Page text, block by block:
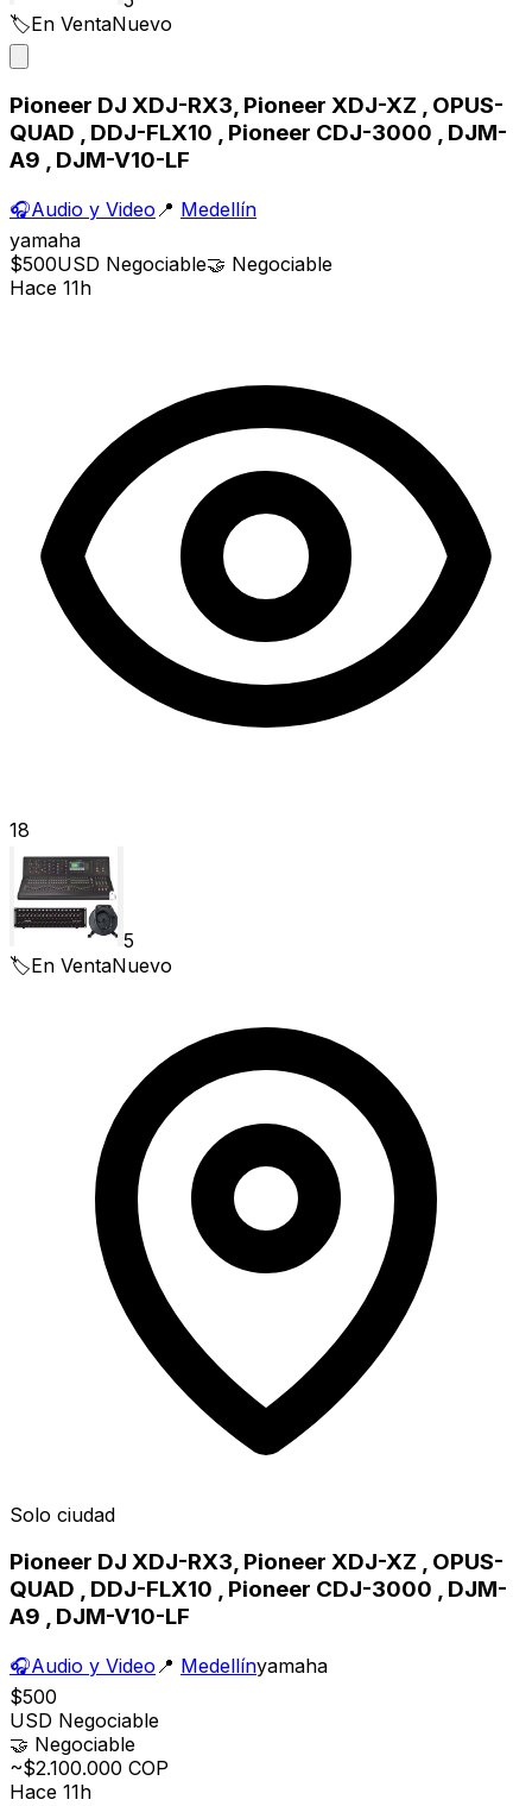
🏷️En VentaNuevo
Pioneer DJ XDJ-RX3, Pioneer XDJ-XZ , OPUS-
QUAD , DDJ-FLX10 , Pioneer CDJ-3000 , DJM-
A9 , DJM-V10-LF
🎧Audio y Video 📍 Medellín
yamaha
$500USD Negociable🤝 Negociable
Hace 11h
18
5
🏷️En VentaNuevo
Solo ciudad
Pioneer DJ XDJ-RX3, Pioneer XDJ-XZ , OPUS-
QUAD , DDJ-FLX10 , Pioneer CDJ-3000 , DJM-
A9 , DJM-V10-LF
🎧Audio y Video 📍 Medellínyamaha
$500
USD Negociable
🤝 Negociable
~$2.100.000 COP
Hace 11h